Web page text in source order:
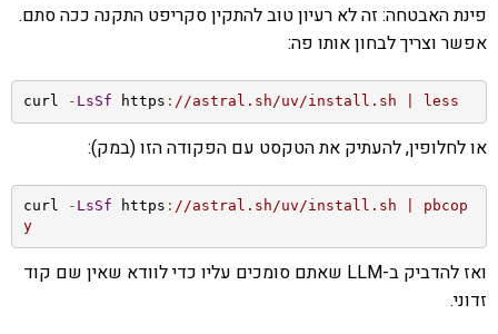
פינת האבטחה: זה לא רעיון טוב להתקין סקריפט התקנה ככה סתם.
אפשר וצריך לבחון אותו פה:
curl - LsSf https : //astral.sh/uv/install.sh | less
או לחלופין, להעתיק את הטקסט עם הפקודה הזו (במק):
curl - LsSf https : //astral.sh/uv/install.sh | pbcop
y
ואז להדביק ב-LLM שאתם סומכים עליו כדי לוודא שאין שם קוד
זדוני.